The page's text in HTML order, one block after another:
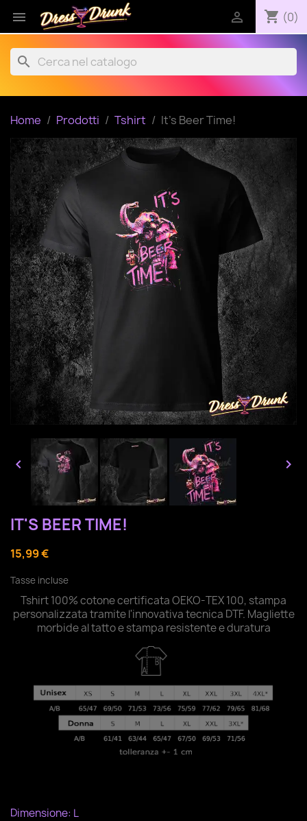
 shopping_cart (0)

search
Home Prodotti Tshirt It's Beer Time!
 
IT'S BEER TIME!
15,99 €
Tasse incluse
Tshirt 100% cotone certificata OEKO-TEX 100, stampa
personalizzata tramite l'innovativa tecnica DTF. Magliette
morbide al tatto e stampa resistente e duratura
Dimensione: L